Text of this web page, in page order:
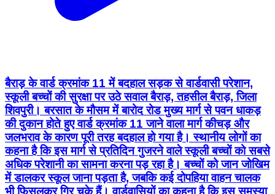
बैराड़ के वार्ड क्रमांक 11 में बदहाल सड़क से वार्डवासी परेशान,
स्कूली बच्चों की सुरक्षा पर उठे सवाल बैराड़, तहसील बैराड़, जिला
शिवपुरी। बरसात के मौसम में बारोद रोड मुख्य मार्ग से पवन धाकड़
की दुकान होते हुए वार्ड क्रमांक 11 जाने वाला मार्ग कीचड़ और
जलभराव के कारण पूरी तरह बदहाल हो गया है। स्थानीय लोगों का
कहना है कि इस मार्ग से प्रतिदिन गुजरने वाले स्कूली बच्चों को सबसे
अधिक परेशानी का सामना करना पड़ रहा है। बच्चों को जान जोखिम
में डालकर स्कूल जाना पड़ता है, जबकि कई दोपहिया वाहन चालक
भी फिसलकर गिर चुके हैं। वार्डवासियों का कहना है कि इस समस्या